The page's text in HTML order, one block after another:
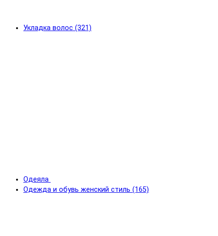
Укладка волос (321)
Одеяла
Одежда и обувь женский стиль (165)